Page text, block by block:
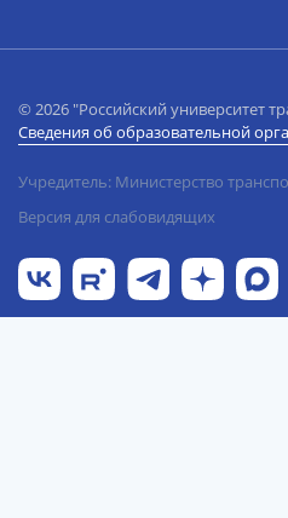
© 2026 "Российский университет
Сведения об образовательной
Учредитель: Министерство
Версия для слабовидящих